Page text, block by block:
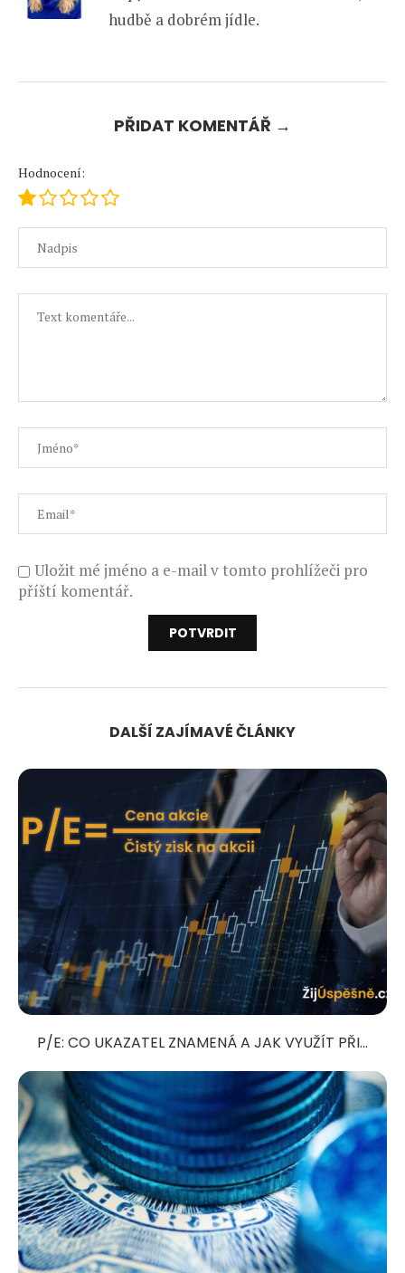
hudbě a dobrém jídle.
PŘIDAT KOMENTÁŘ →
Hodnocení:
Uložit mé jméno a e-mail v tomto prohlížeči pro
příští komentář.
DALŠÍ ZAJÍMAVÉ ČLÁNKY
P/E: CO UKAZATEL ZNAMENÁ A JAK VYUŽÍT PŘI...